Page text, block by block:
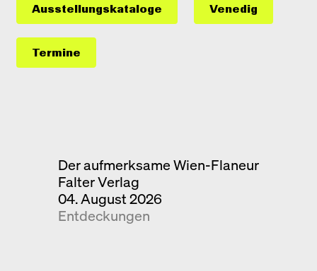
Ausstellungs­kataloge Venedig
Termine
Der aufmerksame Wien-Flaneur
Falter Verlag
04. August 2026
Entdeckungen